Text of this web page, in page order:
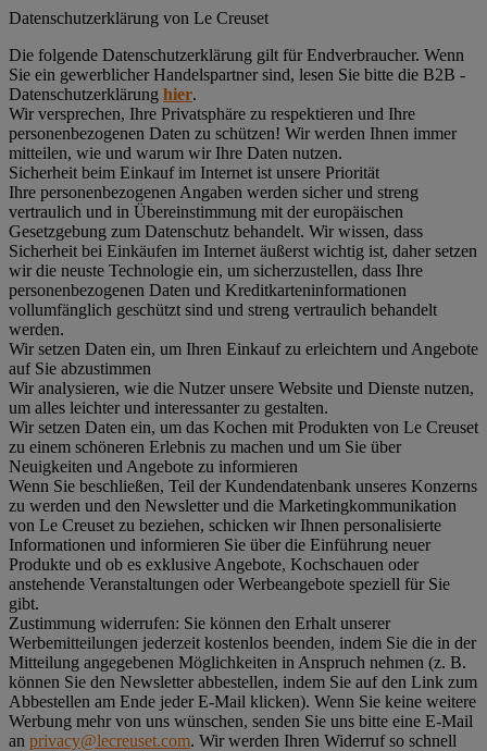
Datenschutz­erklärung von Le Creuset
Die folgende Datenschutzerklärung gilt für Endverbraucher. Wenn
Sie ein gewerblicher Handelspartner sind, lesen Sie bitte die B2B -
Datenschutzerklärung hier.
Wir versprechen, Ihre Privatsphäre zu respektieren und Ihre
personenbezogenen Daten zu schützen! Wir werden Ihnen immer
mitteilen, wie und warum wir Ihre Daten nutzen.
Sicherheit beim Einkauf im Internet ist unsere Priorität
Ihre personenbezogenen Angaben werden sicher und streng
vertraulich und in Übereinstimmung mit der europäischen
Gesetzgebung zum Datenschutz behandelt. Wir wissen, dass
Sicherheit bei Einkäufen im Internet äußerst wichtig ist, daher setzen
wir die neuste Technologie ein, um sicherzustellen, dass Ihre
personenbezogenen Daten und Kreditkarteninformationen
vollumfänglich geschützt sind und streng vertraulich behandelt
werden.
Wir setzen Daten ein, um Ihren Einkauf zu erleichtern und Angebote
auf Sie abzustimmen
Wir analysieren, wie die Nutzer unsere Website und Dienste nutzen,
um alles leichter und interessanter zu gestalten.
Wir setzen Daten ein, um das Kochen mit Produkten von Le Creuset
zu einem schöneren Erlebnis zu machen und um Sie über
Neuigkeiten und Angebote zu informieren
Wenn Sie beschließen, Teil der Kundendatenbank unseres Konzerns
zu werden und den Newsletter und die Marketingkommunikation
von Le Creuset zu beziehen, schicken wir Ihnen personalisierte
Informationen und informieren Sie über die Einführung neuer
Produkte und ob es exklusive Angebote, Kochschauen oder
anstehende Veranstaltungen oder Werbeangebote speziell für Sie
gibt.
Zustimmung widerrufen: Sie können den Erhalt unserer
Werbemitteilungen jederzeit kostenlos beenden, indem Sie die in der
Mitteilung angegebenen Möglichkeiten in Anspruch nehmen (z. B.
können Sie den Newsletter abbestellen, indem Sie auf den Link zum
Abbestellen am Ende jeder E-Mail klicken). Wenn Sie keine weitere
Werbung mehr von uns wünschen, senden Sie uns bitte eine E-Mail
an privacy@lecreuset.com. Wir werden Ihren Widerruf so schnell